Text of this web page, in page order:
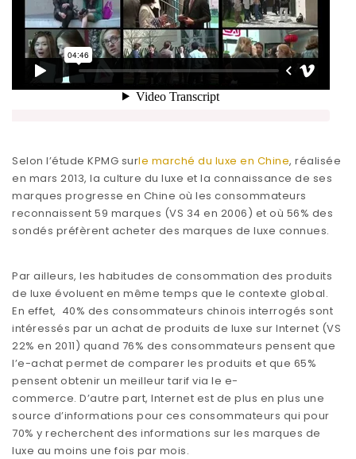
Selon l’étude KPMG surle marché du luxe en Chine, réalisée
en mars 2013, la culture du luxe et la connaissance de ses
marques progresse en Chine où les consommateurs
reconnaissent 59 marques (VS 34 en 2006) et où 56% des
sondés préfèrent acheter des marques de luxe connues.
Par ailleurs, les habitudes de consommation des produits
de luxe évoluent en même temps que le contexte global.
En effet, 40% des consommateurs chinois interrogés sont
intéressés par un achat de produits de luxe sur Internet (VS
22% en 2011) quand 76% des consommateurs pensent que
l’e-achat permet de comparer les produits et que 65%
pensent obtenir un meilleur tarif via le e-
commerce. D’autre part, Internet est de plus en plus une
source d’informations pour ces consommateurs qui pour
70% y recherchent des informations sur les marques de
luxe au moins une fois par mois.